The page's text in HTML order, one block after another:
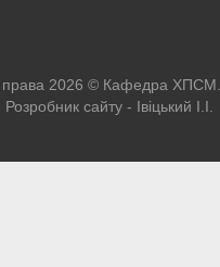
права 2026 © Кафедра ХПСМ.
Розробник сайту - Івіцький І.І.